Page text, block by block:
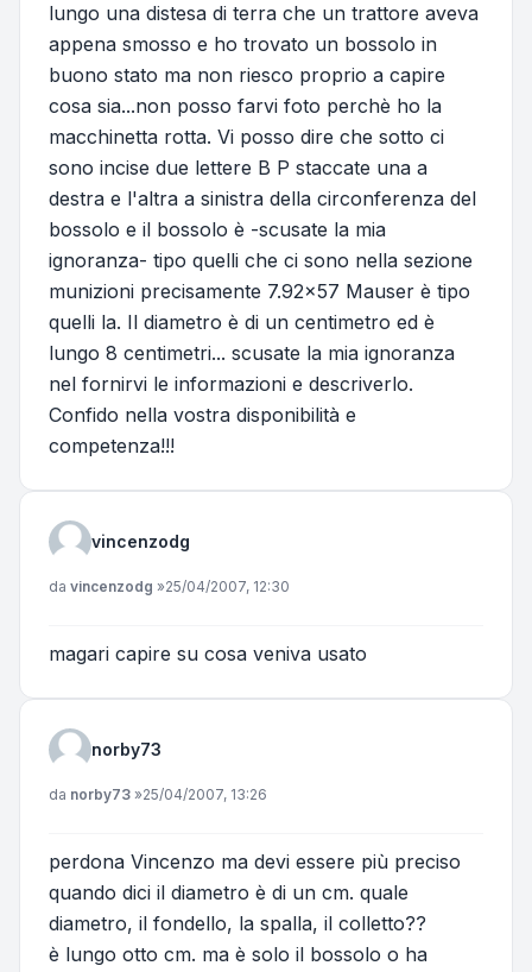
lungo una distesa di terra che un trattore aveva
appena smosso e ho trovato un bossolo in
buono stato ma non riesco proprio a capire
cosa sia...non posso farvi foto perchè ho la
macchinetta rotta. Vi posso dire che sotto ci
sono incise due lettere B P staccate una a
destra e l'altra a sinistra della circonferenza del
bossolo e il bossolo è -scusate la mia
ignoranza- tipo quelli che ci sono nella sezione
munizioni precisamente 7.92x57 Mauser è tipo
quelli la. Il diametro è di un centimetro ed è
lungo 8 centimetri... scusate la mia ignoranza
nel fornirvi le informazioni e descriverlo.
Confido nella vostra disponibilità e
competenza!!!
vincenzodg
Messaggio
da vincenzodg »25/04/2007, 12:30
magari capire su cosa veniva usato
norby73
Messaggio
da norby73 »25/04/2007, 13:26
perdona Vincenzo ma devi essere più preciso
quando dici il diametro è di un cm. quale
diametro, il fondello, la spalla, il colletto??
è lungo otto cm. ma è solo il bossolo o ha